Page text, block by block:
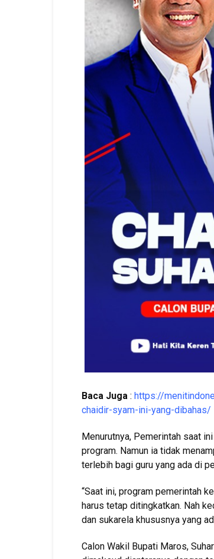
Baca Juga : https://
chaidir-syam-ini-yang-dibahas/
Menurutnya, Pemerintah saat
program. Namun ia tidak
terlebih bagi guru yang ada di
“Saat ini, program pemerintah
harus tetap ditingkatkan. Nah
dan sukarela khususnya yang
Calon Wakil Bupati Maros,